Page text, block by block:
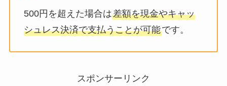
500円を超えた場合は差額を現金やキャッ
シュレス決済で支払うことが可能です。
スポンサーリンク